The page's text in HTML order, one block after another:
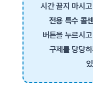
시간 끌지 마시
전용 특수
버튼을 누르시
구제를 당당